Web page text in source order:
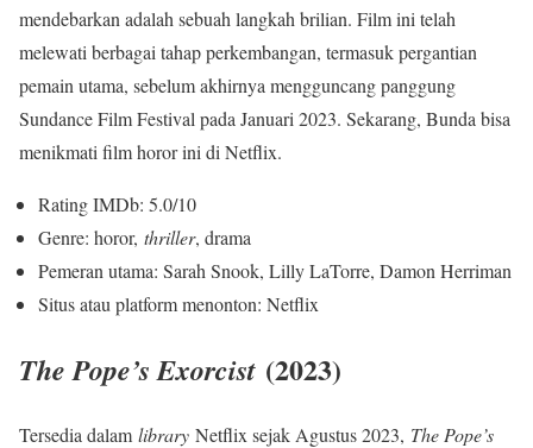
mendebarkan adalah sebuah langkah brilian. Film ini telah
melewati berbagai tahap perkembangan, termasuk pergantian
pemain utama, sebelum akhirnya mengguncang panggung
Sundance Film Festival pada Januari 2023. Sekarang, Bunda bisa
menikmati film horor ini di Netflix.
Rating IMDb: 5.0/10
Genre: horor, thriller, drama
Pemeran utama: Sarah Snook, Lilly LaTorre, Damon Herriman
Situs atau platform menonton: Netflix
The Pope’s Exorcist (2023)
Tersedia dalam library Netflix sejak Agustus 2023, The Pope’s